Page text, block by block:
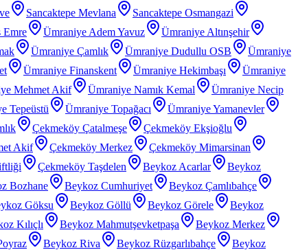
Sancaktepe Mevlana
Sancaktepe Osmangazi
Emre Ümraniye Adem Yavuz
Ümraniye Altınşehir
Ümraniye Çamlık Ümraniye Dudullu OSB
Ümraniye
Ümraniye Finanskent Ümraniye Hekimbaşı
Ümraniye
Mehmet Akif Ümraniye Namık Kemal
Ümraniye Necip
Tepeüstü Ümraniye Topağacı
Ümraniye Yamanevler
Çekmeköy Çatalmeşe
Çekmeköy Ekşioğlu
Akif Çekmeköy Merkez
Çekmeköy Mimarsinan
Çekmeköy Taşdelen Beykoz Acarlar
Beykoz
Bozhane Beykoz Cumhuriyet
Beykoz Çamlıbahçe
Göksu Beykoz Göllü Beykoz Görele
Beykoz
Kılıçlı Beykoz Mahmutşevketpaşa
Beykoz Merkez
Beykoz Riva Beykoz Rüzgarlıbahçe
Beykoz